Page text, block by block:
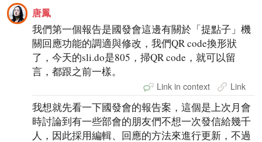
唐鳳
我們第一個報告是國發會這邊有關於「提點子」機
關回應功能的調適與修改，我們QR code換形狀
了，今天的sli.do是805，掃QR code，就可以留
言，都跟之前一樣。
Link in context Link
我想就先看一下國發會的報告案，這個是上次月會
時討論到有一些部會的朋友們不想一次發信給幾千
人，因此採用編輯、回應的方法來進行更新，不過